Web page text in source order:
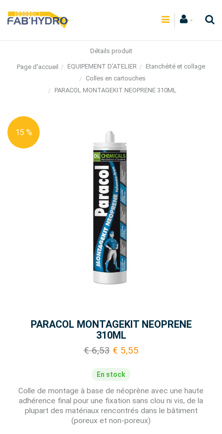
Détails produit
Page d'accueil EQUIPEMENT D'ATELIER
Etanchéité et collage
Colles en cartouches
PARACOL MONTAGEKIT NEOPRENE 310ML
15 %
PARACOL MONTAGEKIT NEOPRENE
310ML
€ 6,53 € 5,55
En stock
Colle de montage à base de néoprène avec une haute
adhérence final pour une fixation sans clou ni vis, de la
plupart des matériaux rencontrés dans le bâtiment
(poreux et non-poreux)